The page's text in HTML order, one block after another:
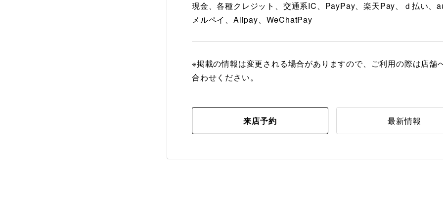
現金、各種クレジット、交通系IC、PayPay、楽天Pay、ｄ払い、
メルペイ、Alipay、WeChatPay
※掲載の情報は変更される場合がありますので、ご利用の際は店舗
合わせください。
来店予約 最新情報